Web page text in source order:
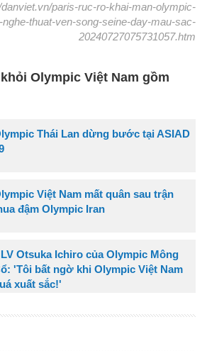
paris-ruc-ro-khai-man-olympic-
nghe-thuat-ven-song-seine-day-mau-sac-
20240727075731057.htm
Olympic Việt Nam gồm
Thái Lan dừng bước tại ASIAD
Việt Nam mất quân sau trận
đậm Olympic Iran
Otsuka Ichiro của Olympic Mông
'Tôi bất ngờ khi Olympic Việt Nam
xuất sắc!'